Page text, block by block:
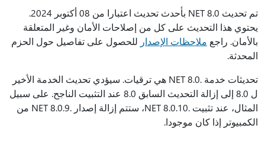
تم تحديث NET 8.0 بأحدث تحديث اعتبارا من 08 أكتوبر 2024.
يحتوي هذا التحديث على كل من إصلاحات الأمان وغير المتعلقة
بالأمان. راجع ملاحظات الإصدار للحصول على تفاصيل حول الحزم
المحدثة.
تحديثات خدمة .NET 8.0 هي ترقيات. سيؤدي تحديث الخدمة الأخير
ل 8.0 إلى إزالة التحديث السابق 8.0 عند التثبيت الناجح. على سبيل
المثال، عند تثبيت .NET 8.0.10، ستتم إزالة إصدار .NET 8.0.9 من
الكمبيوتر إذا كان موجودا.